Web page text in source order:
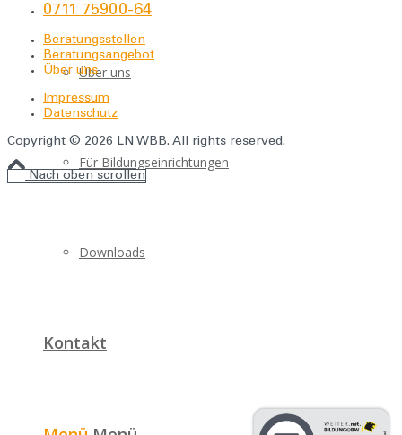
Über uns
Für Bildungseinrichtungen
Downloads
Kontakt
0711 75900-64
Beratungsstellen
Beratungsangebot
Über uns
Impressum
Datenschutz
Copyright © 2026 LN WBB. All rights reserved.
Nach oben scrollen